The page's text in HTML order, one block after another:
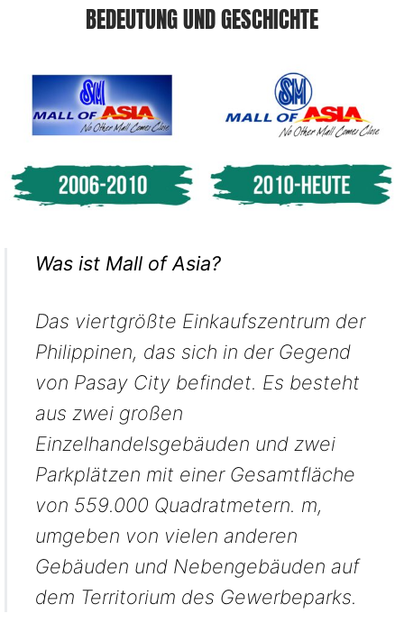
BEDEUTUNG UND GESCHICHTE
Was ist Mall of Asia?
Das viertgrößte Einkaufszentrum der
Philippinen, das sich in der Gegend
von Pasay City befindet. Es besteht
aus zwei großen
Einzelhandelsgebäuden und zwei
Parkplätzen mit einer Gesamtfläche
von 559.000 Quadratmetern. m,
umgeben von vielen anderen
Gebäuden und Nebengebäuden auf
dem Territorium des Gewerbeparks.